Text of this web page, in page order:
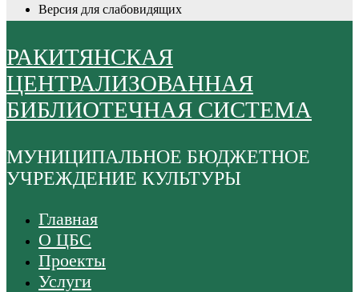
Версия для слабовидящих
РАКИТЯНСКАЯ
ЦЕНТРАЛИЗОВАННАЯ
БИБЛИОТЕЧНАЯ СИСТЕМА
МУНИЦИПАЛЬНОЕ БЮДЖЕТНОЕ
УЧРЕЖДЕНИЕ КУЛЬТУРЫ
Главная
О ЦБС
Проекты
Услуги